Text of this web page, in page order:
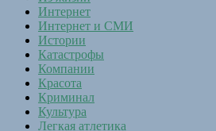
Интернет
Интернет и СМИ
Истории
Катастрофы
Компании
Красота
Криминал
Культура
Легкая атлетика